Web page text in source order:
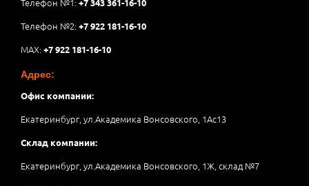
+7 343 361-16-10
Телефон №2:+7 922 181-16-10
MAX:+7 922 181-16-10
Адрес:
Офис компании:
Екатеринбург, ул.Академика Вонсовского, 1Аc13
Склад компании:
Екатеринбург, ул.Академика Вонсовского, 1Ж, склад №7